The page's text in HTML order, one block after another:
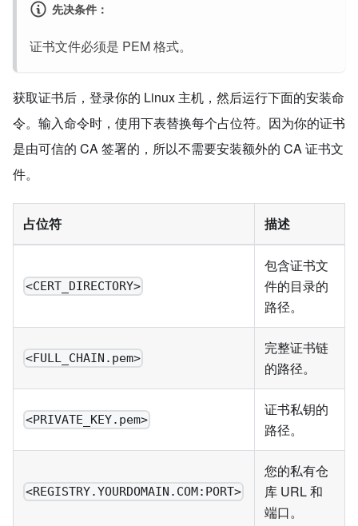
先决条件：
证书文件必须是 PEM 格式。
获取证书后，登录你的 Linux 主机，然后运行下面的安装命
令。输入命令时，使用下表替换每个占位符。因为你的证书
是由可信的 CA 签署的，所以不需要安装额外的 CA 证书文
件。
占位符 描述
<CERT_DIRECTORY>
包含证书文
件的目录的
路径。
<FULL_CHAIN.pem>
完整证书链
的路径。
<PRIVATE_KEY.pem>
证书私钥的
路径。
<REGISTRY.YOURDOMAIN.COM:PORT>
您的私有仓
库 URL 和
端口。